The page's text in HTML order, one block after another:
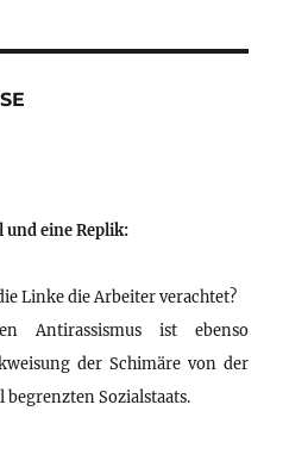
eine Replik:
Linke die Arbeiter verachtet?
Antirassismus ist ebenso
der Schimäre von der
Sozialstaats.